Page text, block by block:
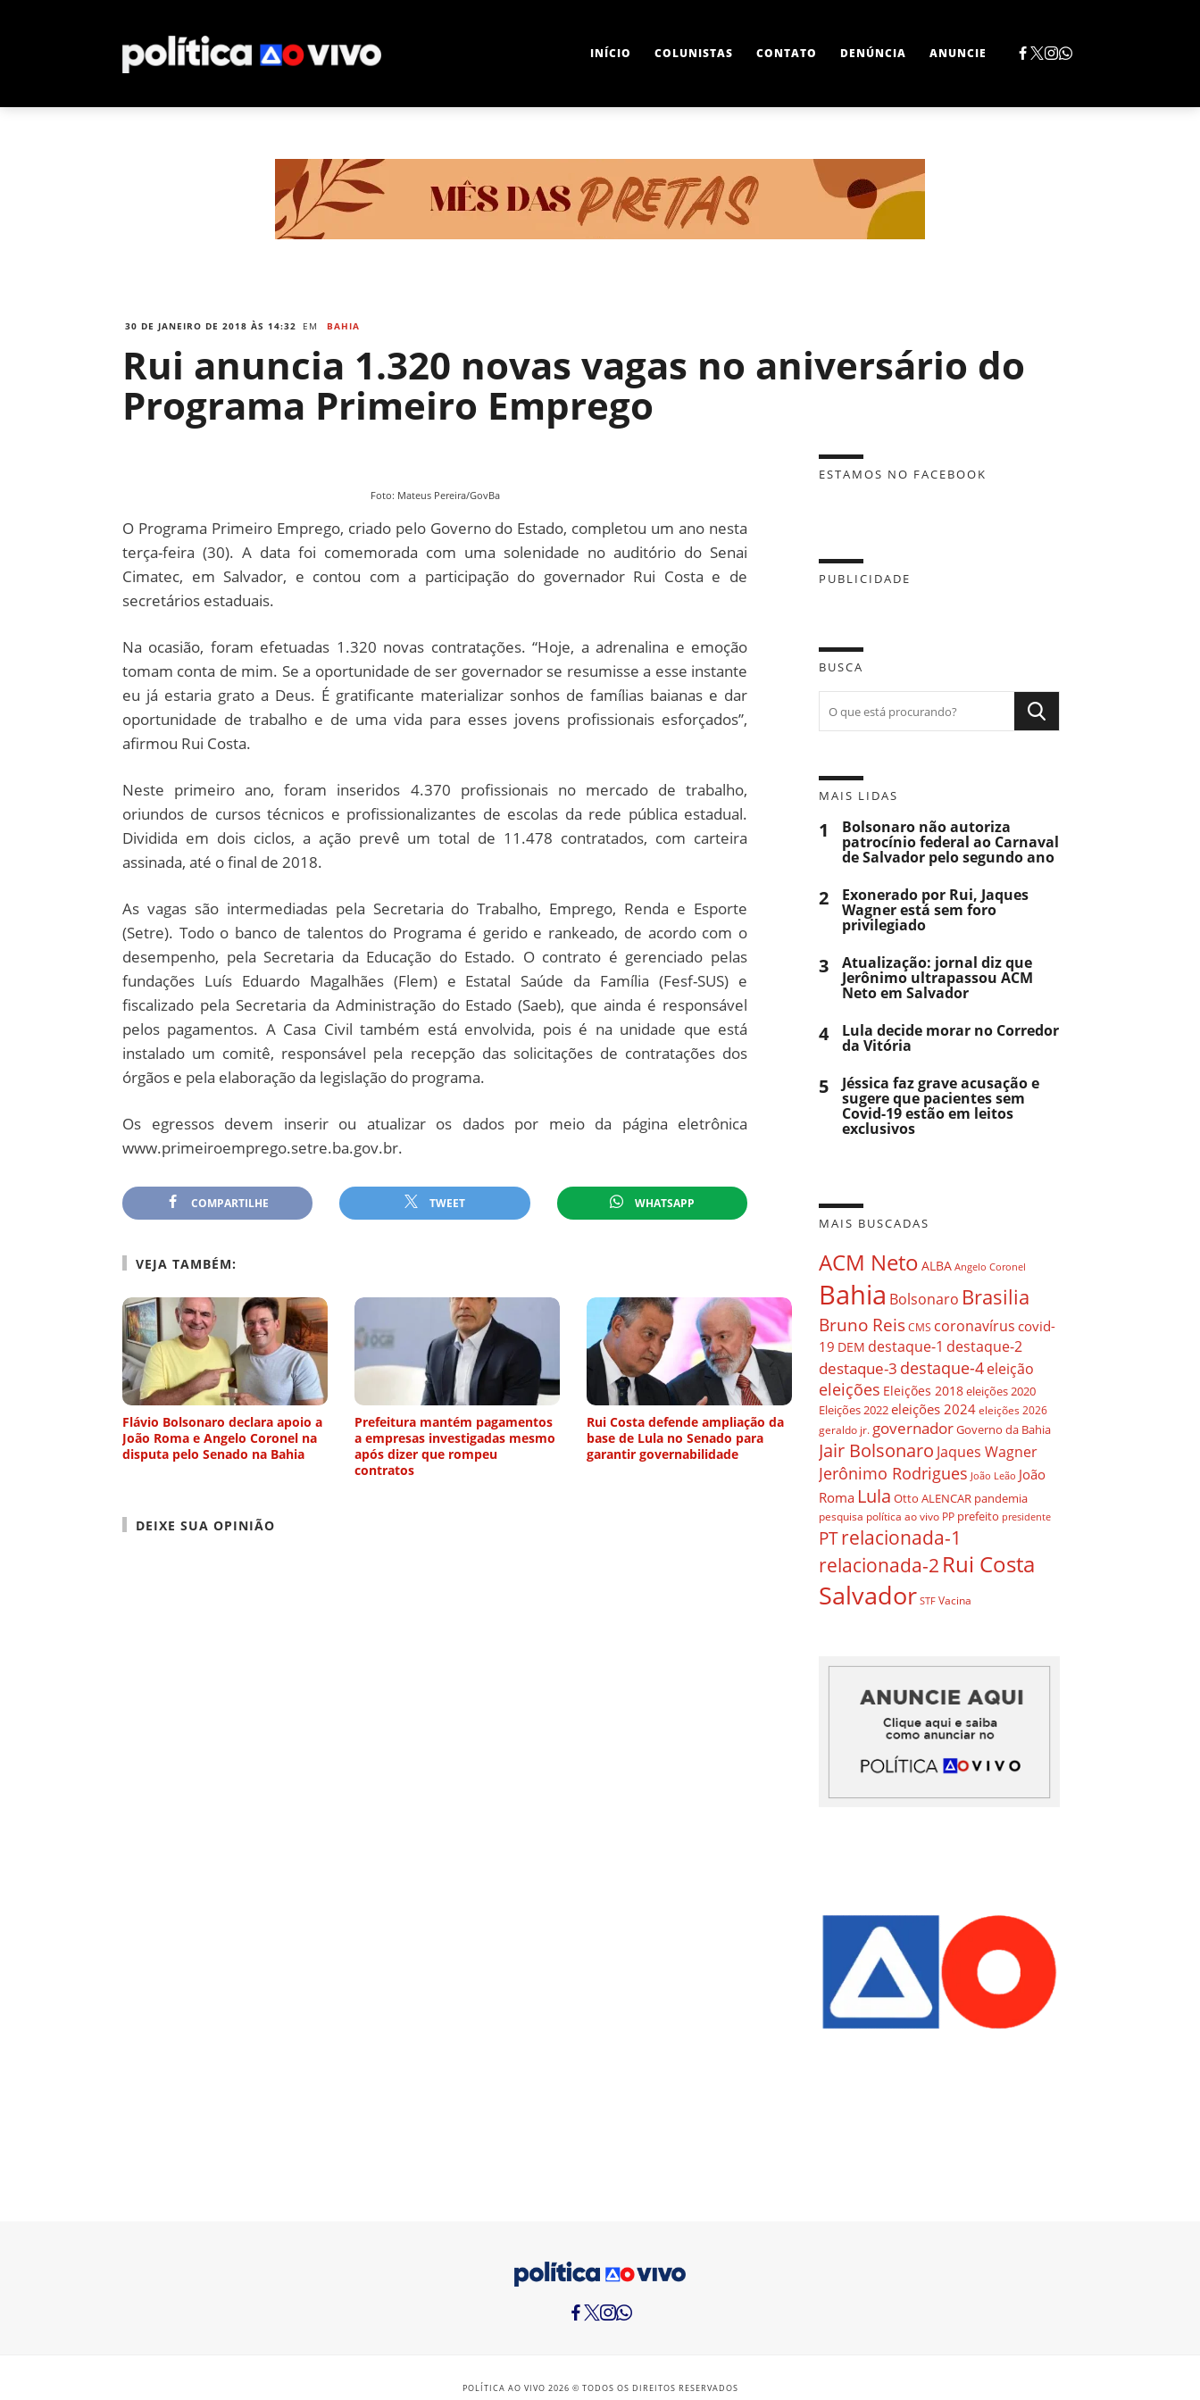
INÍCIO COLUNISTAS CONTATO DENÚNCIA ANUNCIE
30 DE JANEIRO DE 2018 ÀS 14:32 EM BAHIA
Rui anuncia 1.320 novas vagas no aniversário do
Programa Primeiro Emprego
Foto: Mateus Pereira/GovBa
O Programa Primeiro Emprego, criado pelo Governo do Estado, completou um ano nesta
terça-feira (30). A data foi comemorada com uma solenidade no auditório do Senai
Cimatec, em Salvador, e contou com a participação do governador Rui Costa e de
secretários estaduais.
Na ocasião, foram efetuadas 1.320 novas contratações. “Hoje, a adrenalina e emoção
tomam conta de mim. Se a oportunidade de ser governador se resumisse a esse instante
eu já estaria grato a Deus. É gratificante materializar sonhos de famílias baianas e dar
oportunidade de trabalho e de uma vida para esses jovens profissionais esforçados”,
afirmou Rui Costa.
Neste primeiro ano, foram inseridos 4.370 profissionais no mercado de trabalho,
oriundos de cursos técnicos e profissionalizantes de escolas da rede pública estadual.
Dividida em dois ciclos, a ação prevê um total de 11.478 contratados, com carteira
assinada, até o final de 2018.
As vagas são intermediadas pela Secretaria do Trabalho, Emprego, Renda e Esporte
(Setre). Todo o banco de talentos do Programa é gerido e rankeado, de acordo com o
desempenho, pela Secretaria da Educação do Estado. O contrato é gerenciado pelas
fundações Luís Eduardo Magalhães (Flem) e Estatal Saúde da Família (Fesf-SUS) e
fiscalizado pela Secretaria da Administração do Estado (Saeb), que ainda é responsável
pelos pagamentos. A Casa Civil também está envolvida, pois é na unidade que está
instalado um comitê, responsável pela recepção das solicitações de contratações dos
órgãos e pela elaboração da legislação do programa.
Os egressos devem inserir ou atualizar os dados por meio da página eletrônica
www.primeiroemprego.setre.ba.gov.br.
COMPARTILHE TWEET WHATSAPP
VEJA TAMBÉM:
Flávio Bolsonaro declara apoio a
João Roma e Angelo Coronel na
disputa pelo Senado na Bahia
Prefeitura mantém pagamentos
a empresas investigadas mesmo
após dizer que rompeu
contratos
Rui Costa defende ampliação da
base de Lula no Senado para
garantir governabilidade
DEIXE SUA OPINIÃO
ESTAMOS NO FACEBOOK
PUBLICIDADE
BUSCA
MAIS LIDAS
1 Bolsonaro não autoriza
patrocínio federal ao Carnaval
de Salvador pelo segundo ano
2 Exonerado por Rui, Jaques
Wagner está sem foro
privilegiado
3 Atualização: jornal diz que
Jerônimo ultrapassou ACM
Neto em Salvador
4 Lula decide morar no Corredor
da Vitória
5 Jéssica faz grave acusação e
sugere que pacientes sem
Covid-19 estão em leitos
exclusivos
MAIS BUSCADAS
ACM Neto ALBA Angelo Coronel
Bahia Bolsonaro Brasilia
Bruno ReisCMS coronavírus covid-
19 DEM destaque-1 destaque-2
destaque-3 destaque-4eleição
eleições Eleições 2018eleições 2020
Eleições 2022eleições 2024 eleições 2026
geraldo jr. governadorGoverno da Bahia
Jair Bolsonaro Jaques Wagner
Jerônimo Rodrigues João Leão João
Roma Lula Otto ALENCAR pandemia
pesquisa política ao vivo PP prefeito presidente
PTrelacionada-1
relacionada-2 Rui Costa
Salvador STF Vacina
POLÍTICA AO VIVO 2026 © TODOS OS DIREITOS RESERVADOS